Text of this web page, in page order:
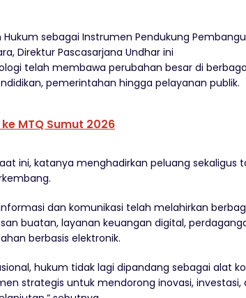
sebagai Instrumen Pendukung
Direktur Pascasarjana Undhar ini
telah membawa perubahan besar di
pemerintahan hingga pelayanan publik.
MTQ Sumut 2026
ini, katanya menghadirkan peluang sekaligus
dan komunikasi telah melahirkan
buatan, layanan keuangan digital,
berbasis elektronik.
hukum tidak lagi dipandang sebagai alat
strategis untuk mendorong inovasi, investasi,